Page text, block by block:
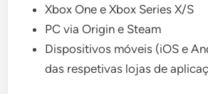
Xbox One e Xbox Series X/S
PC via Origin e Steam
Dispositivos móveis (iOS e
das respetivas lojas de